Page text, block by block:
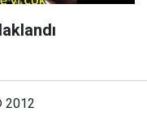
2012